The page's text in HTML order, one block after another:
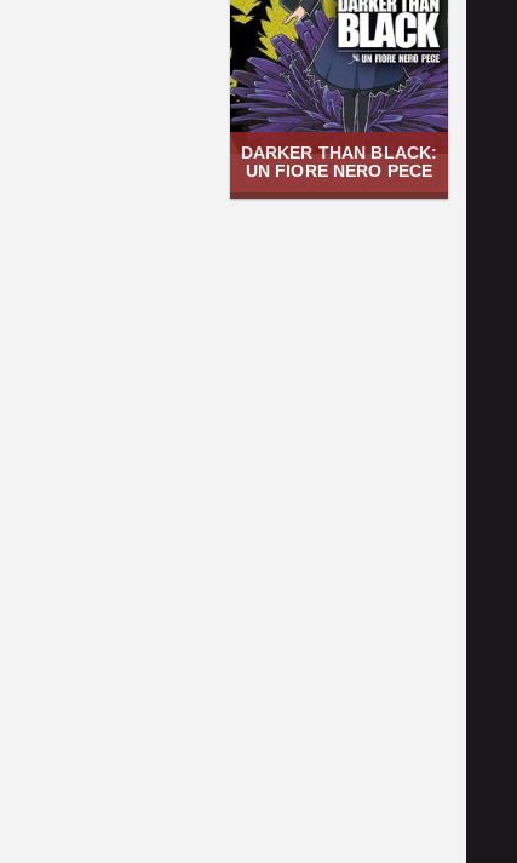
DARKER THAN BLACK:
UN FIORE NERO PECE